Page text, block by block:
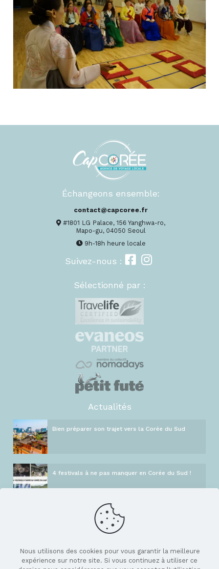
Échangeons ensemble:
contact@capcoree.fr
#1801 LG Palace, 156 Yanghwa-ro,
Mapo-gu, 04050 Seoul
9h-18h heure locale
Suivez-nous :
Sélectionné par :
Actualités
Bien préparer son trajet vers la Corée du Sud
4 festivals à ne pas manquer en Corée du Sud !
Informations
GIR Pack Hallyu
Assurance
Nous utilisons des cookies pour vous garantir la meilleure
expérience sur notre site. Si vous continuez à utiliser ce